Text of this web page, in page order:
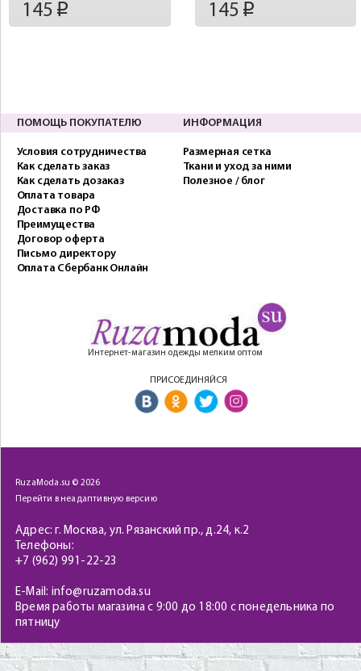
145 p 145 p
ПОМОЩЬ ПОКУПАТЕЛЮ
Условия сотрудничества
Как сделать заказ
Как сделать дозаказ
Оплата товара
Доставка по РФ
Преимущества
Договор оферта
Письмо директору
Оплата Сбербанк Онлайн
ИНФОРМАЦИЯ
Размерная сетка
Ткани и уход за ними
Полезное / блог
Интернет-магазин одежды мелким оптом
ПРИСОЕДИНЯЙСЯ
RuzaModa.su © 2026
Перейти в неадаптивную версию
Адрес: г. Москва, ул. Рязанский пр., д.24, к.2
Телефоны:
+7 (962) 991-22-23
E-Mail: info@ruzamoda.su
Время работы магазина с 9:00 до 18:00 с понедельника по
пятницу